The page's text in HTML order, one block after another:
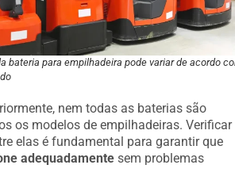
bateria para empilhadeira pode variar de acordo
nem todas as baterias são
os modelos de empilhadeiras. Verificar
elas é fundamental para garantir que
adequadamente sem problemas